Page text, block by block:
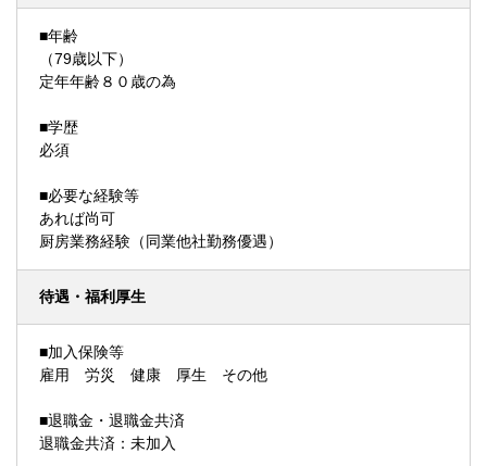
■年齢
（79歳以下）
定年年齢８０歳の為
■学歴
必須
■必要な経験等
あれば尚可
厨房業務経験（同業他社勤務優遇）
待遇・福利厚生
■加入保険等
雇用 労災 健康 厚生 その他
■退職金・退職金共済
退職金共済：未加入